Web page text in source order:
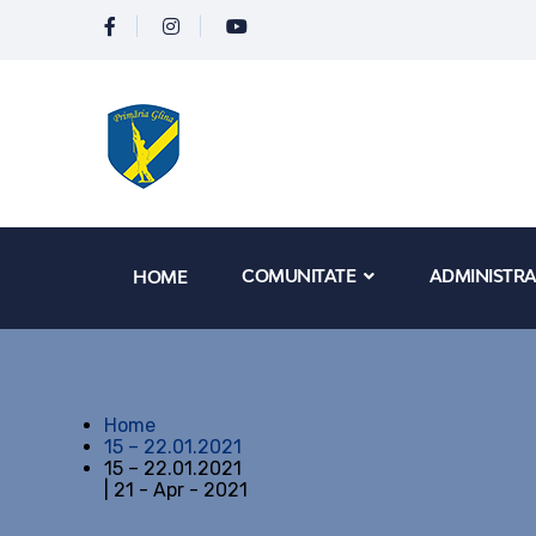
HOME COMUNITATE
Home
15 – 22.01.2021
15 – 22.01.2021
| 21 - Apr - 2021